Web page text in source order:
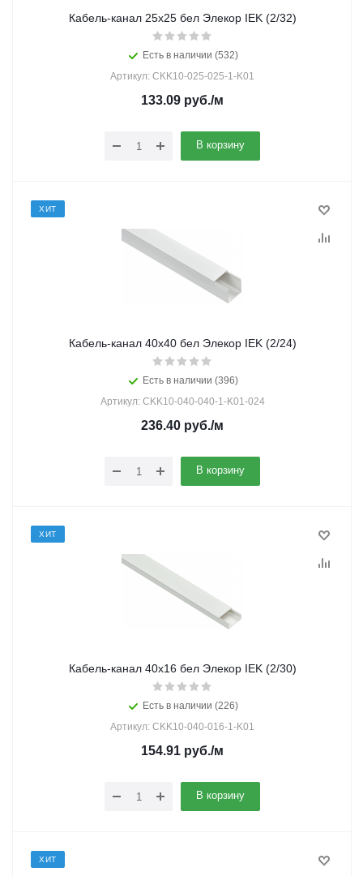
Кабель-канал 25х25 бел Элекор IEK (2/32)
Есть в наличии (532)
Артикул: CKK10-025-025-1-K01
133.09 руб./м
В корзину
ХИТ
Кабель-канал 40х40 бел Элекор IEK (2/24)
Есть в наличии (396)
Артикул: CKK10-040-040-1-K01-024
236.40 руб./м
В корзину
ХИТ
Кабель-канал 40х16 бел Элекор IEK (2/30)
Есть в наличии (226)
Артикул: CKK10-040-016-1-K01
154.91 руб./м
В корзину
ХИТ